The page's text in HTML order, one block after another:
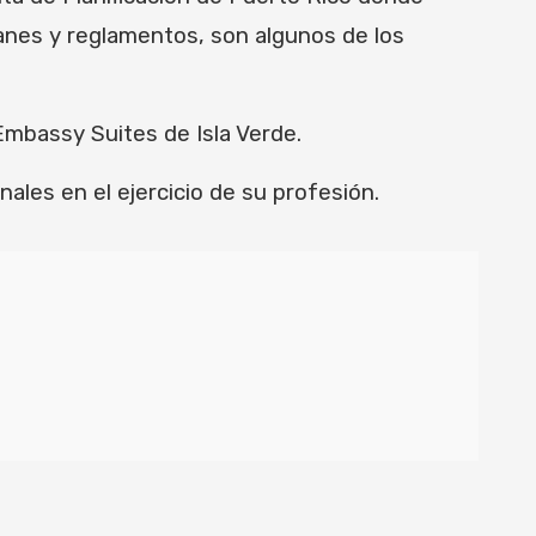
y reglamentos, son algunos de los
Suites de Isla Verde.
en el ejercicio de su profesión.